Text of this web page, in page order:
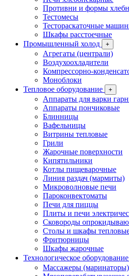
Противни и формы
Тестомесы
Тестораскаточные
Шкафы расстоечные
Промышленный холод
+
Агрегаты (централи)
Воздухоохладители
Компрессорно-
Моноблоки
Тепловое оборудование
+
Аппараты для варки
Аппараты пончиковые
Блинницы
Вафельницы
Витрины тепловые
Грили
Жарочные поверхности
Кипятильники
Котлы пищеварочные
Линия раздач (мармиты)
Микроволновые печи
Пароконвектоматы
Печи для пиццы
Плиты и печи
Сковороды
Столы и шкафы
Фритюрницы
Шкафы жарочные
Технологическое оборудование
Массажеры (маринаторы)